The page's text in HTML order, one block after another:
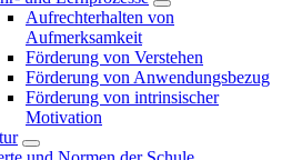
Aufrechterhalten von
Aufmerksamkeit
Förderung von Verstehen
Förderung von Anwendungsbezug
Förderung von intrinsischer
Motivation